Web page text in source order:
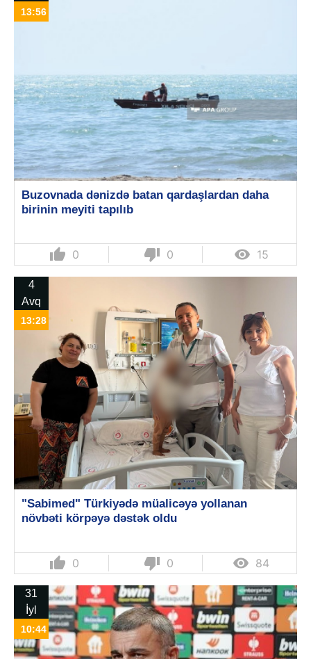
13:56
Buzovnada dənizdə batan qardaşlardan daha
birinin meyiti tapılıb
thumb_up 0 thumb_down 0  15
4
Avq
13:28
"Sabimed" Türkiyədə müalicəyə yollanan
növbəti körpəyə dəstək oldu
thumb_up 0 thumb_down 0  84
31
İyl
10:44